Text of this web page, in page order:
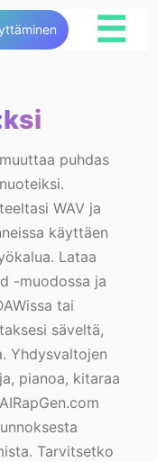
☰
puhdas
WAV ja
käyttäen
Lataa
-muodossa ja
tai
säveltä,
Yhdysvaltojen
pianoa, kitaraa
Tarvitsetko